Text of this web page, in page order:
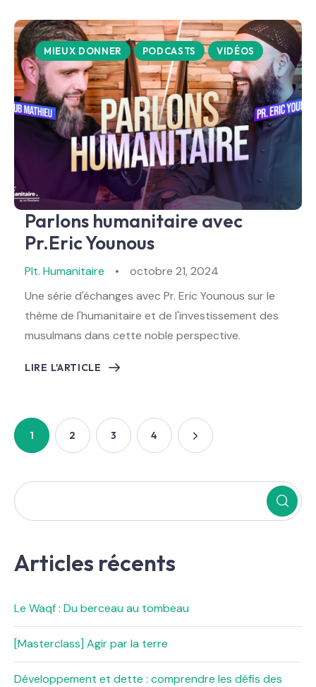
MIEUX DONNER PODCASTS VIDÉOS
Parlons humanitaire avec
Pr.Eric Younous
Plt. Humanitaire
octobre 21, 2024
Une série d'échanges avec Pr. Eric Younous sur le
thème de l'humanitaire et de l'investissement des
musulmans dans cette noble perspective.
LIRE L'ARTICLE
1 2 3 4
Articles récents
Le Waqf : Du berceau au tombeau
[Masterclass] Agir par la terre
Développement et dette : comprendre les défis des